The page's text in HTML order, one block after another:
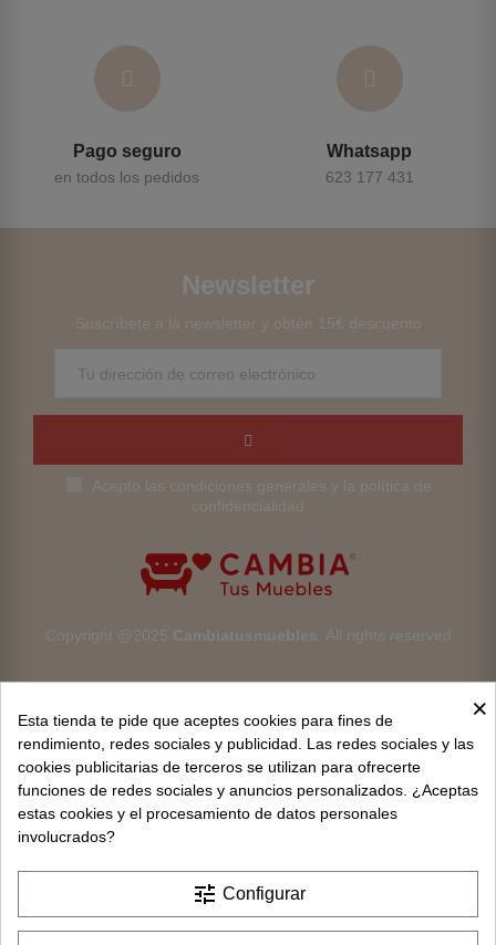
Pago seguro
en todos los pedidos
Whatsapp
623 177 431
Copyright @2025 Cambiatusmuebles . All rights reserved
Newsletter
Suscríbete a la newsletter y obtén 15€ descuento
Acepto las condiciones generales y la política de
confidencialidad
Aviso legal
Devoluciones
Privacidad y protección de datos
×
Esta tienda te pide que aceptes cookies para fines de
rendimiento, redes sociales y publicidad. Las redes sociales y las
cookies publicitarias de terceros se utilizan para ofrecerte
funciones de redes sociales y anuncios personalizados. ¿Aceptas
estas cookies y el procesamiento de datos personales
involucrados?
tune Configurar